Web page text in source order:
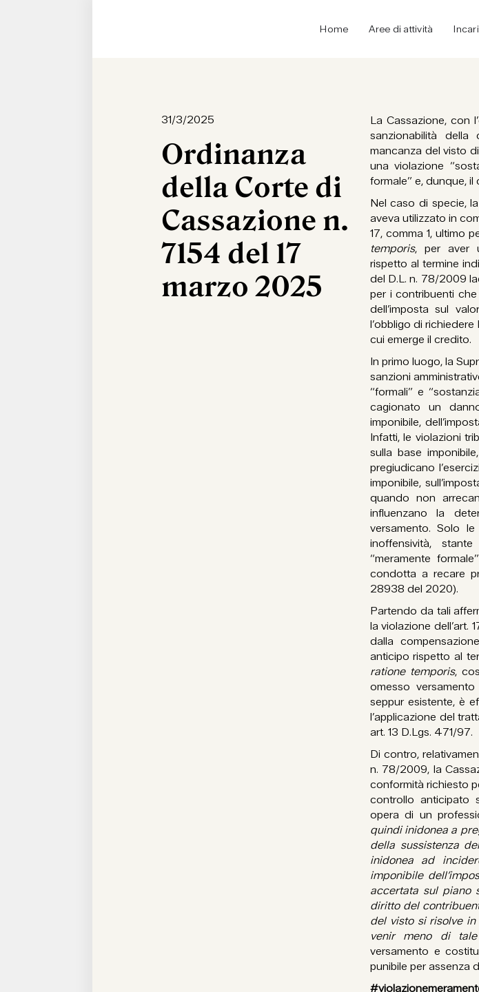
Home Aree di attività
31/3/2025
Ordinanza
della Corte di
Cassazione n.
7154 del 17
marzo 2025
La Cassazione, con
sanzionabilità
mancanza del visto
una violazione
formale” e, dunque,
Nel caso di specie,
aveva utilizzato in
17, comma 1, ultimo
temporis, per aver
rispetto al termine
del D.L. n. 78/2009
per i contribuenti
dell’imposta sul
l’obbligo di
cui emerge il credito.
In primo luogo, la
sanzioni
“formali” e
cagionato un
imponibile,
Infatti, le violazioni
sulla base
pregiudicano
imponibile,
quando non
influenzano la
versamento. Solo
inoffensività,
“meramente
condotta a recare
28938 del 2020).
Partendo da tali
la violazione dell’art.
dalla
anticipo rispetto al
ratione temporis,
omesso
seppur esistente, è
l’applicazione del
art. 13 D.Lgs. 471/97.
Di contro,
n. 78/2009, la
conformità richiesto
controllo anticipato
opera di un
quindi inidonea a
della sussistenza
inidonea ad
imponibile
accertata sul piano
diritto del
del visto si risolve
venir meno di
versamento e
punibile per assenza